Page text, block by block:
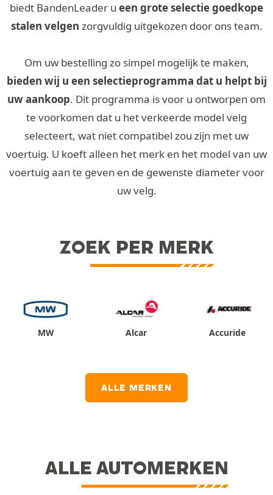
biedt BandenLeader u een grote selectie goedkope
stalen velgen zorgvuldig uitgekozen door ons team.
Om uw bestelling zo simpel mogelijk te maken,
bieden wij u een selectieprogramma dat u helpt bij
uw aankoop. Dit programma is voor u ontworpen om
te voorkomen dat u het verkeerde model velg
selecteert, wat niet compatibel zou zijn met uw
voertuig. U koeft alleen het merk en het model van uw
voertuig aan te geven en de gewenste diameter voor
uw velg.
ZOEK PER MERK
MW Alcar Accuride
ALLE MERKEN
ALLE AUTOMERKEN